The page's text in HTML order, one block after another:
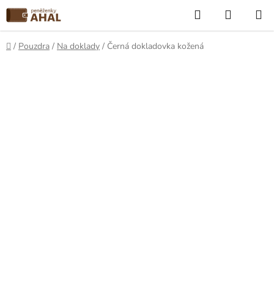
Přejít
na
obsah
Hledat
KOŠÍK
Domů
/ Pouzdra / Na doklady / Černá dokladovka kožená